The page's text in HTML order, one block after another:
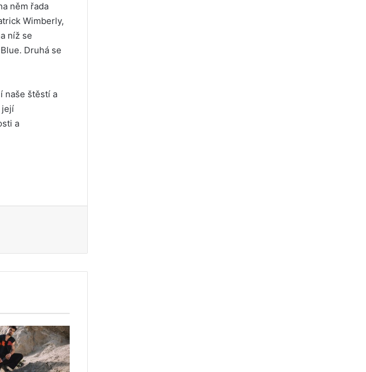
něm řada
Wimberly,
níž se
Druhá se
naše štěstí a
její
a